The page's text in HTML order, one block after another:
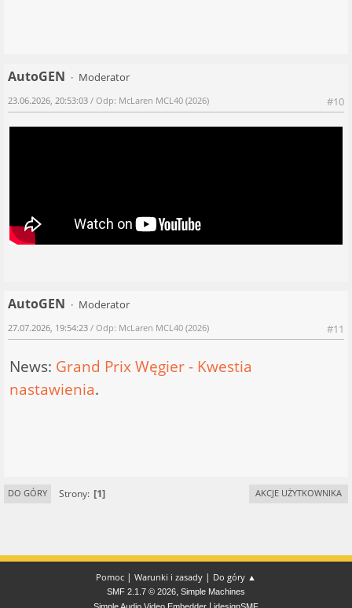
AutoGEN
Moderator
#10
23.06.2026, 20:53:03 / Odp: McLaren MCL40 (2026)
AutoGEN
Moderator
#11
27.07.2026, 19:54:23 / Odp: McLaren MCL40 (2026)
News: Grand Prix Węgier - Kwestia
nastawienia.
DO GÓRY Strony 1 AKCJE UŻYTKOWNIKA
Pomoc | Warunki i zasady | Do góry ▲
SMF 2.1.7 © 2026 Simple Machines